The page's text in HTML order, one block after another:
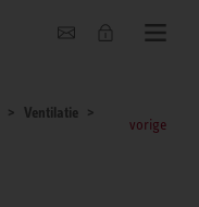
Ventilatie
vorige